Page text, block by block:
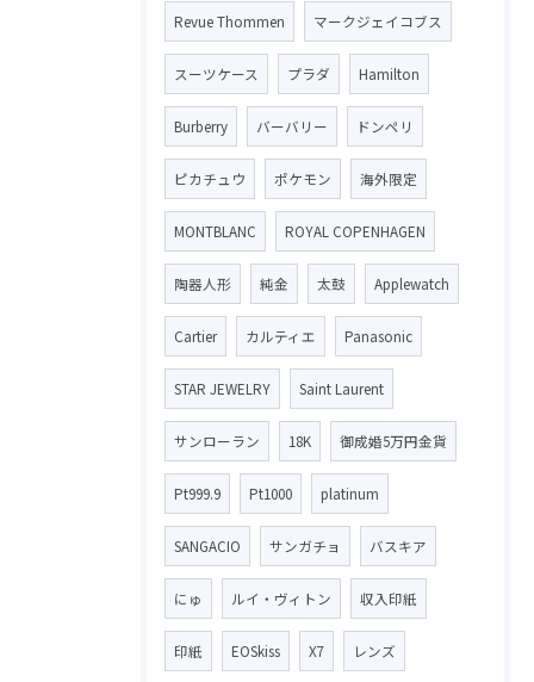
Revue Thommen マークジェイコブス
スーツケース プラダ Hamilton
Burberry バーバリー ドンペリ
ピカチュウ ポケモン 海外限定
MONTBLANC ROYAL COPENHAGEN
陶器人形 純金 太鼓 Applewatch
Cartier カルティエ Panasonic
STAR JEWELRY Saint Laurent
サンローラン 18K 御成婚5万円金貨
Pt999.9 Pt1000 platinum
SANGACIO サンガチョ バスキア
にゅ ルイ・ヴィトン 収入印紙
印紙 EOSkiss X7 レンズ